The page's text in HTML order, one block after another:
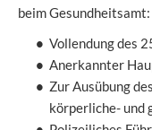
beim Gesundheitsamt:
Vollendung des
Anerkannter
Zur Ausübung
körperliche- und